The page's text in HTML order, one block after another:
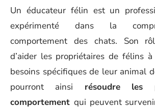
Un éducateur félin est un
expérimenté dans la
comportement des chats. Son
d’aider les propriétaires de félins
besoins spécifiques de leur animal
pourront ainsi résoudre les
comportement qui peuvent